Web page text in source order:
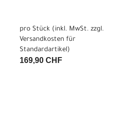
pro Stück (inkl. MwSt. zzgl.
Versandkosten für
Standardartikel)
169,90 CHF